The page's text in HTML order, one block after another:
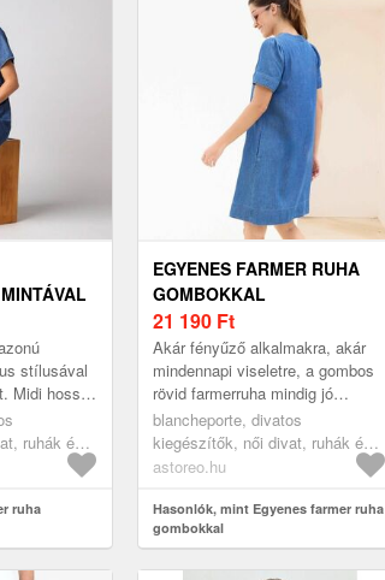
stílusával
Midi hossz.
Rövid
ruhák és
ruhák
ruha
EGYENES FARMER RUHA
GOMBOKKAL
21 190 Ft
Akár fényűző alkalmakra, akár
mindennapi viseletre, a gombos
rövid farmerruha mindig jó
választás. Térdig érő hosszúság.
Laza farmeranyag. Nőies V-...
blancheporte, divatos
kiegészítők, női divat, ruhák és
szoknyák, ruhák, farmer ruhák
astoreo.hu
Hasonlók, mint Egyenes farmer ruha
gombokkal